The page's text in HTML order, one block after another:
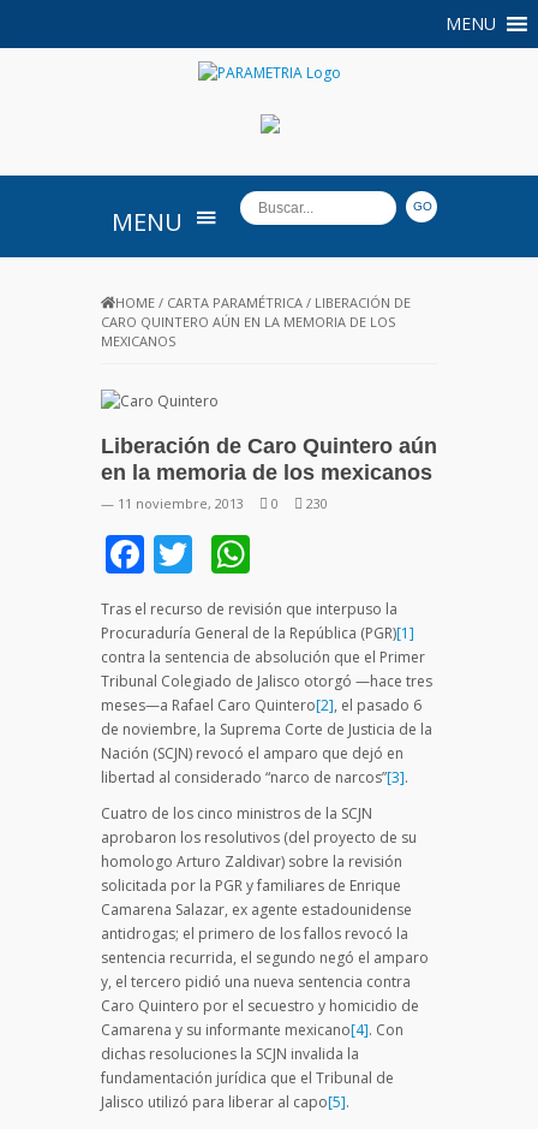
MENU
PARAMETRIA
MENU
HOME / CARTA PARAMÉTRICA / LIBERACIÓN DE
CARO QUINTERO AÚN EN LA MEMORIA DE LOS
MEXICANOS
Liberación de Caro Quintero aún
en la memoria de los mexicanos
— 11 noviembre, 2013 0 230
Facebook
Twitter
Tras el recurso de revisión que interpuso la
Procuraduría General de la República (PGR)[1]
contra la sentencia de absolución que el Primer
Tribunal Colegiado de Jalisco otorgó —hace tres
meses—a Rafael Caro Quintero[2], el pasado 6
de noviembre, la Suprema Corte de Justicia de la
Nación (SCJN) revocó el amparo que dejó en
libertad al considerado “narco de narcos”[3].
Cuatro de los cinco ministros de la SCJN
aprobaron los resolutivos (del proyecto de su
homologo Arturo Zaldivar) sobre la revisión
solicitada por la PGR y familiares de Enrique
Camarena Salazar, ex agente estadounidense
antidrogas; el primero de los fallos revocó la
sentencia recurrida, el segundo negó el amparo
y, el tercero pidió una nueva sentencia contra
Caro Quintero por el secuestro y homicidio de
Camarena y su informante mexicano[4]. Con
dichas resoluciones la SCJN invalida la
fundamentación jurídica que el Tribunal de
Jalisco utilizó para liberar al capo[5].